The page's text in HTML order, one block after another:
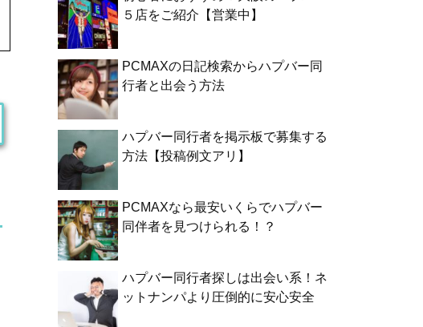
５店をご紹介【営業中】
PCMAXの日記検索からハプバー同
行者と出会う方法
ハプバー同行者を掲示板で募集する
方法【投稿例文アリ】
PCMAXなら最安いくらでハプバー
同伴者を見つけられる！？
ハプバー同行者探しは出会い系！ネ
ットナンパより圧倒的に安心安全